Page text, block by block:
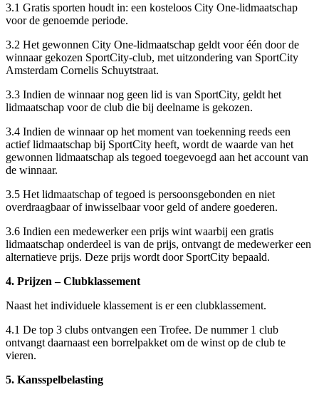
3.1 Gratis sporten houdt in: een kosteloos City One-lidmaatschap
voor de genoemde periode.
3.2 Het gewonnen City One-lidmaatschap geldt voor één door de
winnaar gekozen SportCity-club, met uitzondering van SportCity
Amsterdam Cornelis Schuytstraat.
3.3 Indien de winnaar nog geen lid is van SportCity, geldt het
lidmaatschap voor de club die bij deelname is gekozen.
3.4 Indien de winnaar op het moment van toekenning reeds een
actief lidmaatschap bij SportCity heeft, wordt de waarde van het
gewonnen lidmaatschap als tegoed toegevoegd aan het account van
de winnaar.
3.5 Het lidmaatschap of tegoed is persoonsgebonden en niet
overdraagbaar of inwisselbaar voor geld of andere goederen.
3.6 Indien een medewerker een prijs wint waarbij een gratis
lidmaatschap onderdeel is van de prijs, ontvangt de medewerker een
alternatieve prijs. Deze prijs wordt door SportCity bepaald.
4. Prijzen – Clubklassement
Naast het individuele klassement is er een clubklassement.
4.1 De top 3 clubs ontvangen een Trofee. De nummer 1 club
ontvangt daarnaast een borrelpakket om de winst op de club te
vieren.
5. Kansspelbelasting